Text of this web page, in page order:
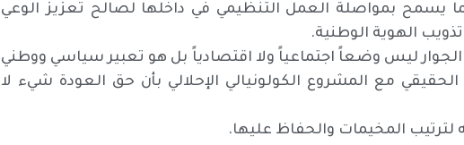
يسمح بمواصلة العمل التنظيمي في داخلها لصالح تعزيز الوعي
الهوية الوطنية.
ليس وضعاً اجتماعياً ولا اقتصادياً بل هو تعبير سياسي ووطني
مع المشروع الكولونيالي الإحلالي بأن حق العودة شيء لا
لترتيب المخيمات والحفاظ عليها.